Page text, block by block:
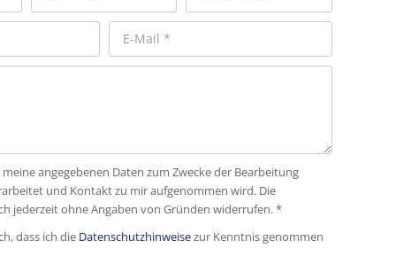
meine angegebenen Daten zum Zwecke der Bearbeitung
und Kontakt zu mir aufgenommen wird. Die
jederzeit ohne Angaben von Gründen widerrufen. *
dass ich die Datenschutzhinweisezur Kenntnis genommen